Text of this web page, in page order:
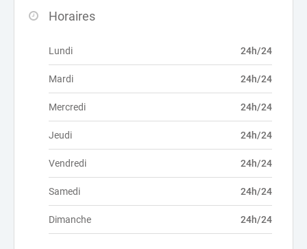
Horaires
Lundi 24h/24
Mardi 24h/24
Mercredi 24h/24
Jeudi 24h/24
Vendredi 24h/24
Samedi 24h/24
Dimanche 24h/24